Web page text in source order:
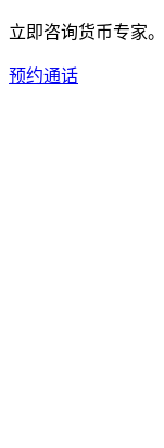
立即咨询货币专家。
预约通话